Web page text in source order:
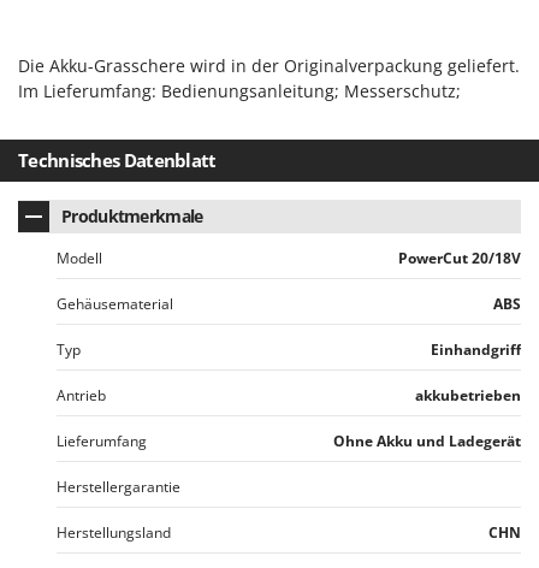
Schnitzer
Shark
Silky
Simatech
Sirman
Smartwood
Smeg
Snapper
Solidur
Spiralmac
Die Akku-Grasschere wird in der Originalverpackung geliefert.
Im Lieferumfang: Bedienungsanleitung; Messerschutz;
Technisches Datenblatt
Produktmerkmale
Modell PowerCut 20/18V
Gehäusematerial ABS
Typ Einhandgriff
Antrieb akkubetrieben
Lieferumfang Ohne Akku und Ladegerät
Herstellergarantie
Herstellungsland CHN